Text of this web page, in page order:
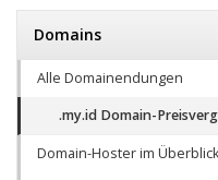
Domains
Alle Domainendungen
.my.id Domain-
Domain-Hoster im Überblick